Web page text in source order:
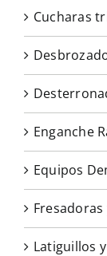
Cucharas
Enganche
Equipos
Latiguillos